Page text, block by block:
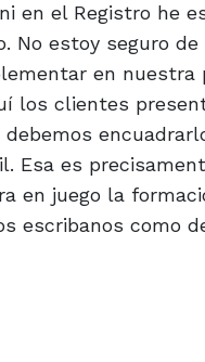
en el Registro he
No estoy seguro de
en nuestra
los clientes
Esa es
en juego la
escribanos como